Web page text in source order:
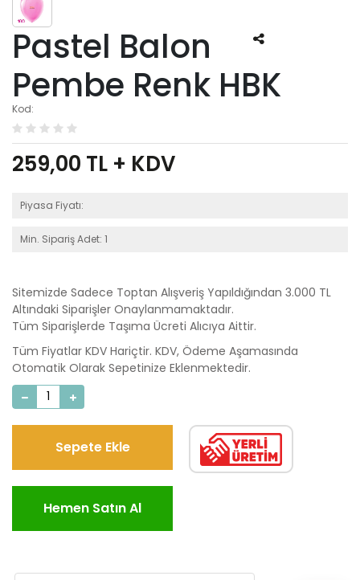
Pastel Balon
Pembe Renk HBK
Kod:
259,00 TL + KDV
Piyasa Fiyatı:
Min. Sipariş Adet: 1
Sitemizde Sadece Toptan Alışveriş Yapıldığından 3.000 TL
Altındaki Siparişler Onaylanmamaktadır.
Tüm Siparişlerde Taşıma Ücreti Alıcıya Aittir.
Tüm Fiyatlar KDV Hariçtir. KDV, Ödeme Aşamasında
Otomatik Olarak Sepetinize Eklenmektedir.
Sepete Ekle
Hemen Satın Al